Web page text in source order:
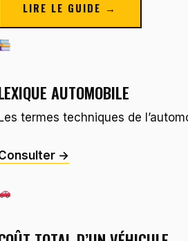
LIRE LE GUIDE →
AUTOMOBILE
Les termes techniques de
→